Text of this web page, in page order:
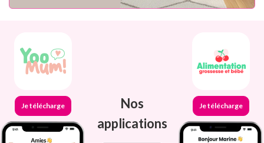
Je télécharge
Nos
applications
Je télécharge